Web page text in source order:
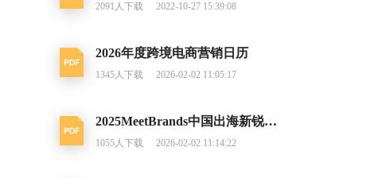
2091 人下载 2022-10-27 15:39:08
2026年度跨境电商营销日历
1345人下载 2026-02-02 11:05:17
2025MeetBrands中国出海新锐消费品牌榜单报告
1055人下载 2026-02-02 11:14:22